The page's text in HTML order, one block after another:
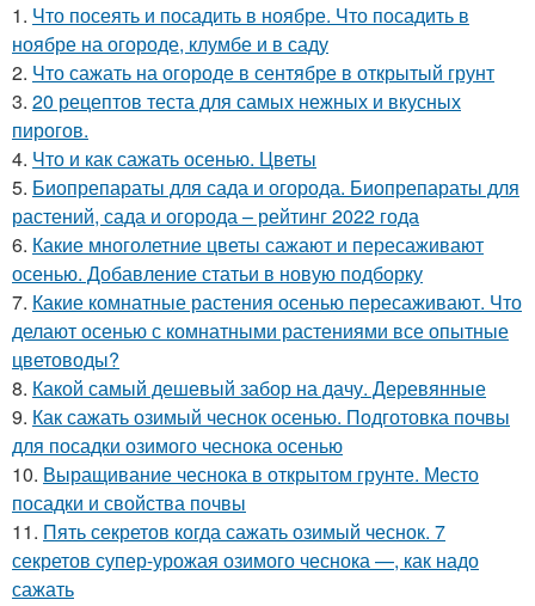
1. Что посеять и посадить в ноябре. Что посадить в
ноябре на огороде, клумбе и в саду
2. Что сажать на огороде в сентябре в открытый грунт
3. 20 рецептов теста для самых нежных и вкусных
пирогов.
4. Что и как сажать осенью. Цветы
5. Биопрепараты для сада и огорода. Биопрепараты для
растений, сада и огорода – рейтинг 2022 года
6. Какие многолетние цветы сажают и пересаживают
осенью. Добавление статьи в новую подборку
7. Какие комнатные растения осенью пересаживают. Что
делают осенью с комнатными растениями все опытные
цветоводы?
8. Какой самый дешевый забор на дачу. Деревянные
9. Как сажать озимый чеснок осенью. Подготовка почвы
для посадки озимого чеснока осенью
10. Выращивание чеснока в открытом грунте. Место
посадки и свойства почвы
11. Пять секретов когда сажать озимый чеснок. 7
секретов супер-урожая озимого чеснока —, как надо
сажать